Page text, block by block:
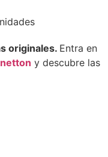
originales. Entra en
y descubre las